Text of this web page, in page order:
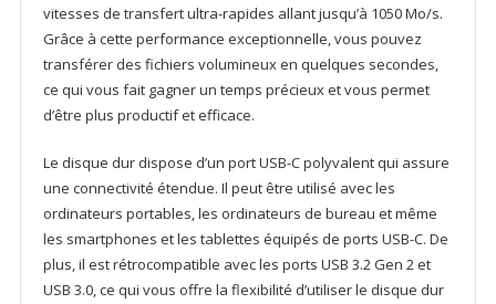
vitesses de transfert ultra-rapides allant jusqu’à 1050 Mo/s.
Grâce à cette performance exceptionnelle, vous pouvez
transférer des fichiers volumineux en quelques secondes,
ce qui vous fait gagner un temps précieux et vous permet
d’être plus productif et efficace.
Le disque dur dispose d’un port USB-C polyvalent qui assure
une connectivité étendue. Il peut être utilisé avec les
ordinateurs portables, les ordinateurs de bureau et même
les smartphones et les tablettes équipés de ports USB-C. De
plus, il est rétrocompatible avec les ports USB 3.2 Gen 2 et
USB 3.0, ce qui vous offre la flexibilité d’utiliser le disque dur